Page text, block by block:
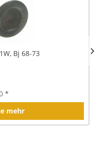
Bj 68-73
*
mehr